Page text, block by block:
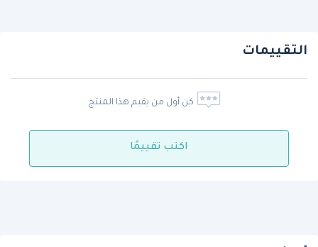
التقييمات
كن أول من يقيم هذا المنتج
اكتب تقييمًا